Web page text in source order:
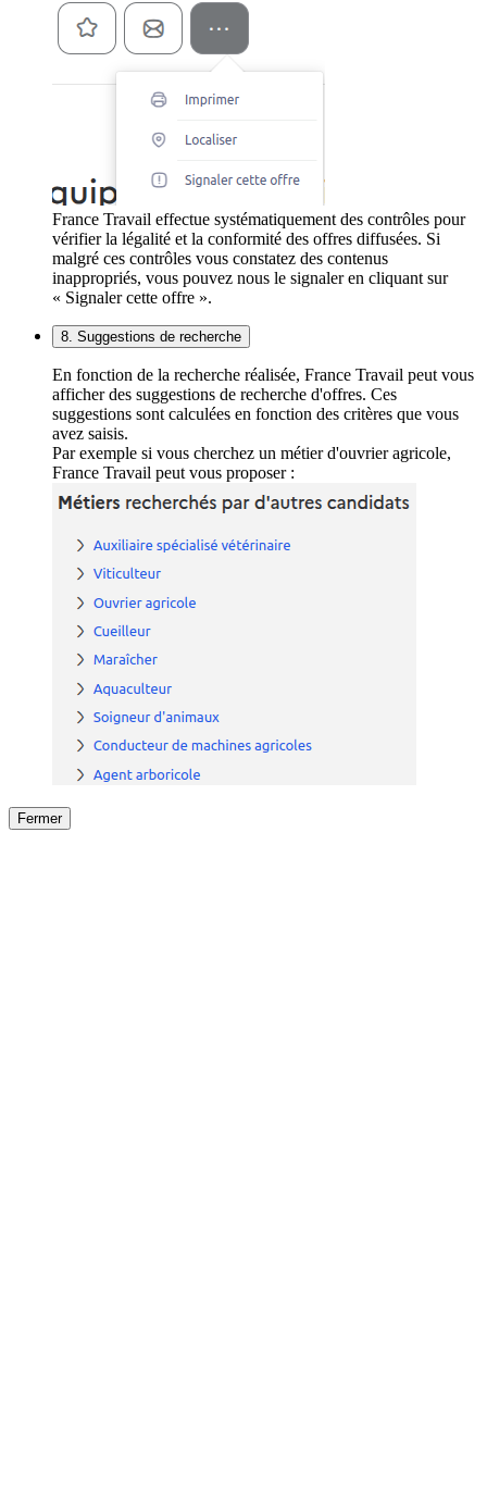
France Travail effectue systématiquement des contrôles pour
vérifier la légalité et la conformité des offres diffusées. Si
malgré ces contrôles vous constatez des contenus
inappropriés, vous pouvez nous le signaler en cliquant sur
« Signaler cette offre ».
8. Suggestions de recherche
En fonction de la recherche réalisée, France Travail peut vous
afficher des suggestions de recherche d'offres. Ces
suggestions sont calculées en fonction des critères que vous
avez saisis.
Par exemple si vous cherchez un métier d'ouvrier agricole,
France Travail peut vous proposer :
Fermer